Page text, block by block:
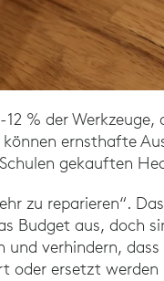
% der
ernsthafte
gekauften
zu reparieren“.
Budget aus, doch
verhindern,
oder ersetzt werden